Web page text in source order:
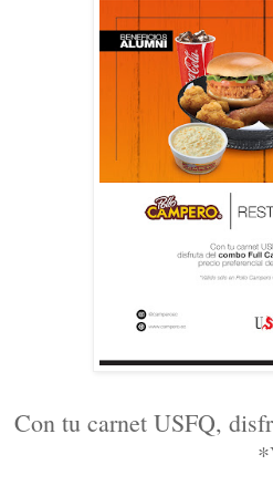
Con tu carnet USFQ,